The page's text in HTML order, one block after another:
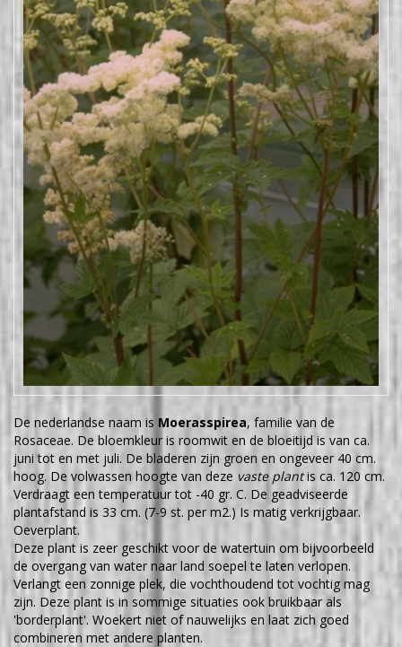
De nederlandse naam is Moerasspirea, familie van de
Rosaceae. De bloemkleur is roomwit en de bloeitijd is van ca.
juni tot en met juli. De bladeren zijn groen en ongeveer 40 cm.
hoog. De volwassen hoogte van deze vaste plantis ca. 120 cm.
Verdraagt een temperatuur tot -40 gr. C. De geadviseerde
plantafstand is 33 cm. (7-9 st. per m2.) Is matig verkrijgbaar.
Oeverplant.
Deze plant is zeer geschikt voor de watertuin om bijvoorbeeld
de overgang van water naar land soepel te laten verlopen.
Verlangt een zonnige plek, die vochthoudend tot vochtig mag
zijn. Deze plant is in sommige situaties ook bruikbaar als
'borderplant'. Woekert niet of nauwelijks en laat zich goed
combineren met andere planten.